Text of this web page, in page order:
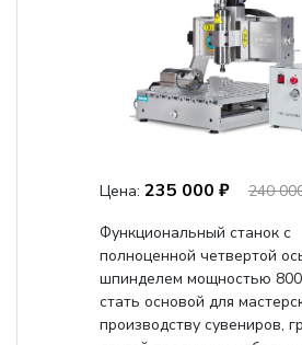
Цена: 235 000 ₽
240
Функциональный станок с
полноценной четвертой
шпинделем мощностью
стать основой для
производству сувениров,